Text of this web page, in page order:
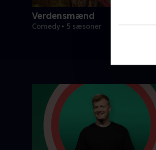
Verdensmænd
Comedy • 5 sæsoner